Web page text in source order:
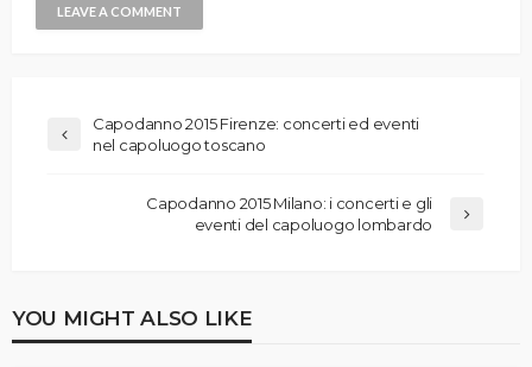
Capodanno 2015 Firenze: concerti ed eventi
nel capoluogo toscano
Capodanno 2015 Milano: i concerti e gli
eventi del capoluogo lombardo
YOU MIGHT ALSO LIKE